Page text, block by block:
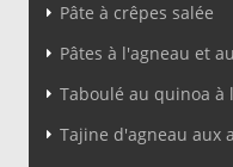
Pâte à crêpes salée
Pâtes à l'agneau et
Taboulé au quinoa
Tajine d'agneau aux